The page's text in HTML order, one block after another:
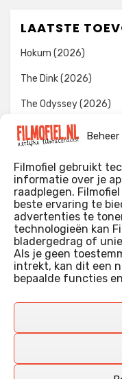
Filmofiel gebruikt
informatie over je
raadplegen.
beste ervaring te
advertenties te
technologieën kan
bladergedrag of
Als je geen
intrekt, kan dit een
bepaalde functies
LAATSTE
Hokum (2026)
The Dink (2026)
The Odyssey (2026)
Evil Dead Burn (2026)
WIE IK BEN…?
Ik ben ooit begonnen
films keek dat ik af en
niet gezien had. Ik ben
erg lang in een
Deze recensies zijn
aangevuld met een
kunst van het maken